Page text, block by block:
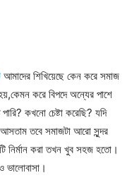
আমাদের শিখিয়েছে কেন করে সমাজ
করে বিপদে অন্যের পাশে
কখনো চেষ্টা করেছি? যদি
আসতাম তবে সমাজটা আরো সুন্দর
নির্মান করা তখন খুব সহজ হতো।
ভালোবাসা।